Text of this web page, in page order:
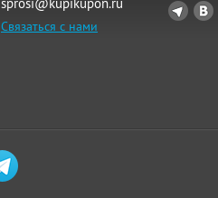
Связаться с нами